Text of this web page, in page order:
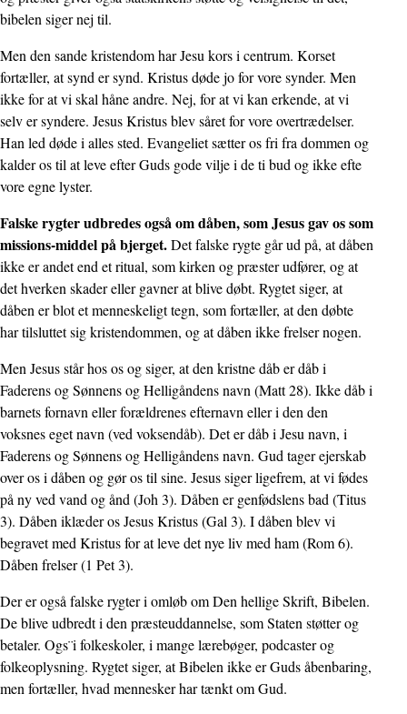
bibelen siger nej til.
Men den sande kristendom har Jesu kors i centrum. Korset
fortæller, at synd er synd. Kristus døde jo for vore synder. Men
ikke for at vi skal håne andre. Nej, for at vi kan erkende, at vi
selv er syndere. Jesus Kristus blev såret for vore overtræ­delser.
Han led døde i alles sted. Evangeliet sætter os fri fra dommen og
kalder os til at leve efter Guds gode vilje i de ti bud og ikke efte
vore egne lyster.
Falske rygter udbredes også om dåben, som Jesus gav os som
missions-middel på bjerget.Det falske rygte går ud på, at dåben
ikke er andet end et ritual, som kirken og præster udfører, og at
det hverken skader eller gavner at blive døbt. Rygtet siger, at
dåben er blot et menneskeligt tegn, som fortæller, at den døbte
har tilsluttet sig kristendommen, og at dåben ikke frelser nogen.
Men Jesus står hos os og siger, at den kristne dåb er dåb i
Faderens og Sønnens og Helligåndens navn (Matt 28). Ikke dåb i
barnets fornavn eller forældrenes efternavn eller i den den
voksnes eget navn (ved voksendåb). Det er dåb i Jesu navn, i
Faderens og Sønnens og Helligåndens navn. Gud tager ejerskab
over os i dåben og gør os til sine. Jesus siger ligefrem, at vi fødes
på ny ved vand og ånd (Joh 3). Dåben er genfødslens bad (Titus
3). Dåben iklæder os Jesus Kristus (Gal 3). I dåben blev vi
begravet med Kristus for at leve det nye liv med ham (Rom 6).
Dåben frelser (1 Pet 3).
Der er også falske rygter i omløb om Den hellige Skrift, Bibelen.
De blive udbredt i den præsteuddannelse, som Staten støtter og
betaler. Ogs¨i folkeskoler, i mange lærebøger, podcaster og
folkeoplysning. Rygtet siger, at Bibelen ikke er Guds åbenbaring,
men fortæller, hvad mennesker har tænkt om Gud.